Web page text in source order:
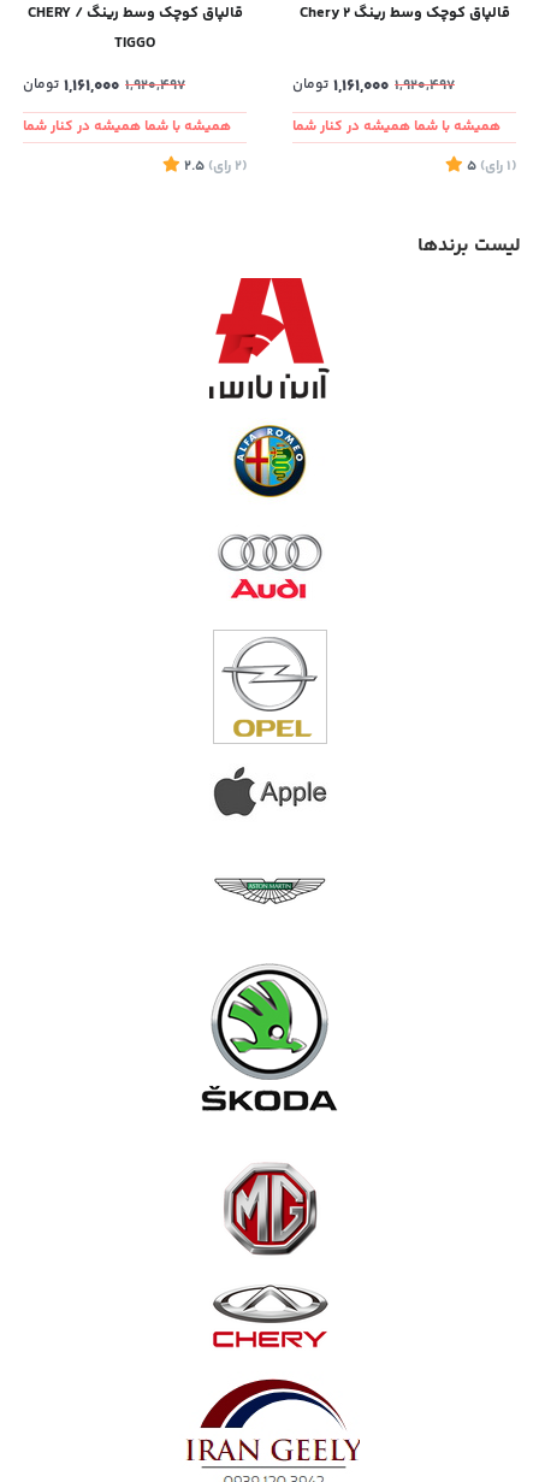
قالپاق کوچک وسط رینگ Chery 2
1,920,497
1,161,000 تومان
همیشه با شما همیشه در کنار شما
(1 رای)
5
قالپاق کوچک وسط رینگ CHERY /
TIGGO
1,920,497
1,161,000 تومان
همیشه با شما همیشه در کنار شما
(2 رای)
2.5
لیست برندها